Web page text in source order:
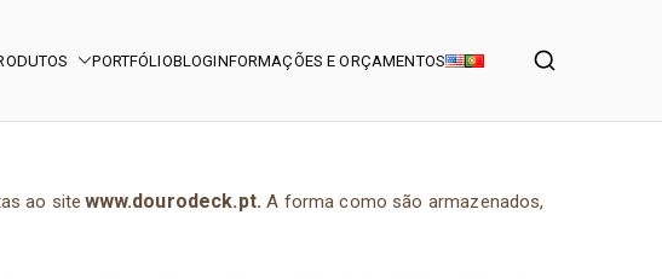
PORTFÓLIOBLOGINFORMAÇÕES E ORÇAMENTOS
ao site www.dourodeck.pt. A forma como são armazenados,